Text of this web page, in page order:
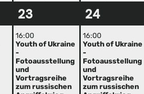
23
16:00
Youth of Ukraine
-
Fotoausstellung
und
Vortragsreihe
zum russischen
24
16:00
Youth of Ukraine
-
Fotoausstellung
und
Vortragsreihe
zum russischen